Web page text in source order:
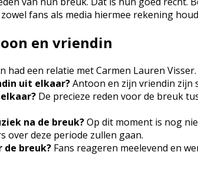
fans als media hiermee rekening
en vriendin
had een relatie met Carmen Lauren
uit elkaar?Antoon en zijn vriendin zijn
De precieze reden voor de breuk
na de breuk?Op dit moment is nog
over deze periode zullen gaan.
de breuk? Fans reageren meelevend en